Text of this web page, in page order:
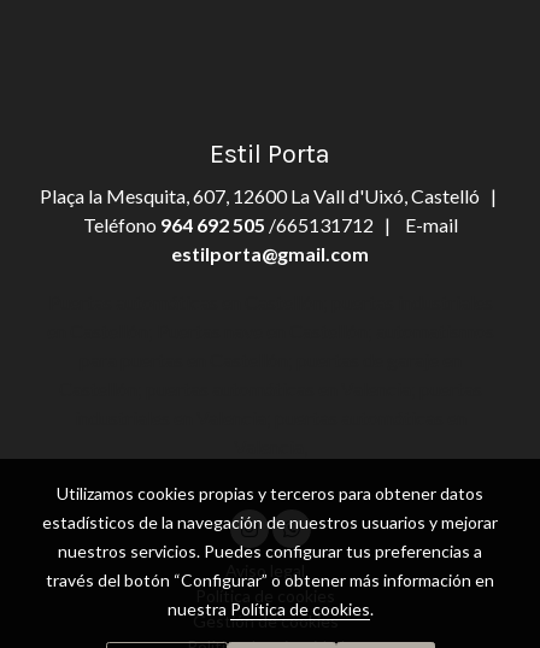
Estil Porta
Plaça la Mesquita, 607, 12600 La Vall d'Uixó, Castelló |
Teléfono 964 692 505 /665131712 | E-mail
estilporta@gmail.com
Aviso legal
Política de cookies
Gestión de cookies
Utilizamos cookies propias y terceros para obtener datos
estadísticos de la navegación de nuestros usuarios y mejorar
nuestros servicios. Puedes configurar tus preferencias a
través del botón “Configurar” o obtener más información en
nuestra Política de cookies.